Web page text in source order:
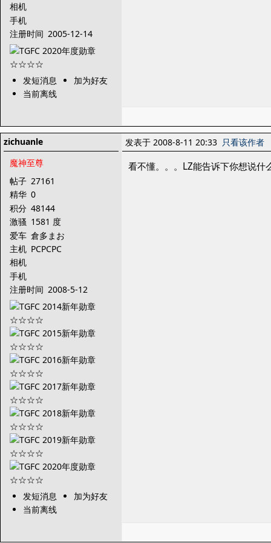
相机
手机
注册时间 2005-12-14
发短消息
加为好友
当前离线
zichuanle
魔神至尊
帖子 27161
精华 0
积分 48144
激骚 1581 度
爱车 倉多まお
主机 PCPCPC
相机
手机
注册时间 2008-5-12
发短消息
加为好友
当前离线
发表于 2008-8-11 20:33 只看该作者
看不懂。。。LZ能告诉下你想说什